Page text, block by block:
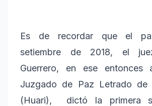
Es de recordar que el
setiembre de 2018, el
Guerrero, en ese entonces
Juzgado de Paz Letrado de
(Huari), dictó la primera